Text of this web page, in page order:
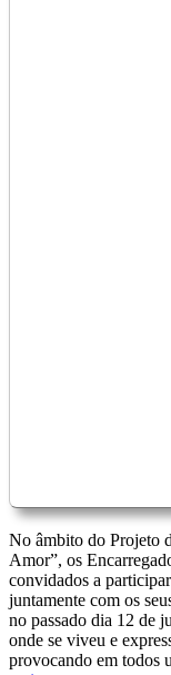
No âmbito do Projeto
Amor”, os
convidados a
juntamente com os
no passado dia 12 de
onde se viveu e
provocando em todos